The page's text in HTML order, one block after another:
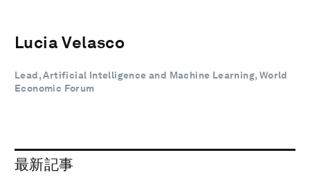
Lucia Velasco
Lead, Artificial Intelligence and Machine Learning, World
Economic Forum
最新記事